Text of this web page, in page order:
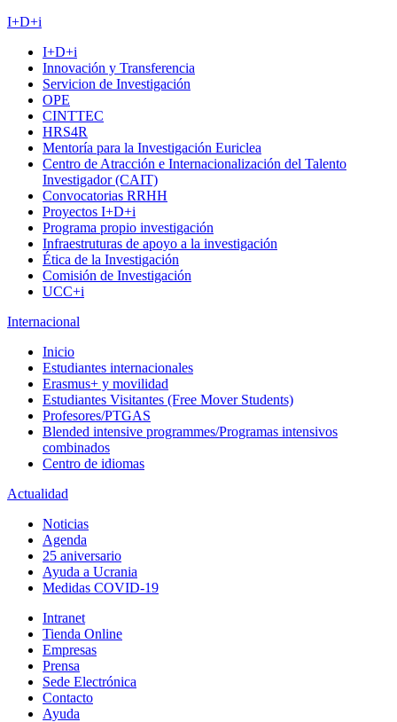
I+D+i
I+D+i
Innovación y Transferencia
Servicion de Investigación
OPE
CINTTEC
HRS4R
Mentoría para la Investigación Euriclea
Centro de Atracción e Internacionalización del Talento
Investigador (CAIT)
Convocatorias RRHH
Proyectos I+D+i
Programa propio investigación
Infraestruturas de apoyo a la investigación
Ética de la Investigación
Comisión de Investigación
UCC+i
Internacional
Inicio
Estudiantes internacionales
Erasmus+ y movilidad
Estudiantes Visitantes (Free Mover Students)
Profesores/PTGAS
Blended intensive programmes/Programas intensivos
combinados
Centro de idiomas
Actualidad
Noticias
Agenda
25 aniversario
Ayuda a Ucrania
Medidas COVID-19
Intranet
Tienda Online
Empresas
Prensa
Sede Electrónica
Contacto
Ayuda